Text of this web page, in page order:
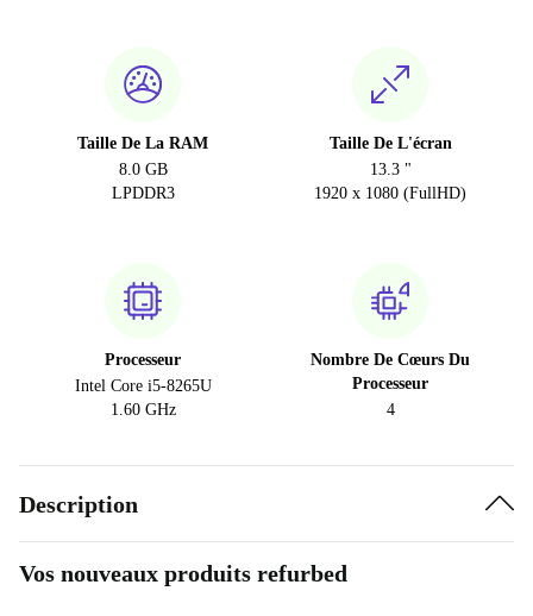
Taille De La RAM
8.0 GB
LPDDR3
Taille De L'écran
13.3 "
1920 x 1080 (FullHD)
Processeur
Intel Core i5-8265U
1.60 GHz
Nombre De Cœurs Du
Processeur
4
Description
Vos nouveaux produits refurbed